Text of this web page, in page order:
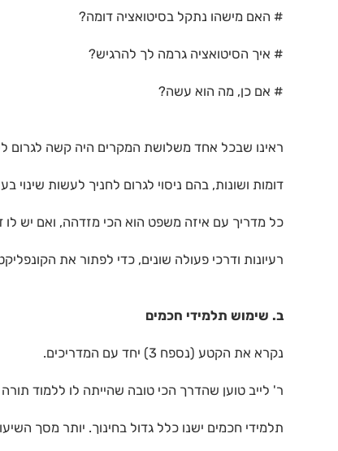
# האם מישהו נתקל בסיטואציה דומה?
# איך הסיטואציה גרמה לך להרגיש?
# אם כן, מה הוא עשה?
ראינו שבכל אחד משלושת המקרים היה קשה לגרום
דומות ושונות, בהם ניסוי לגרום לחניך לעשות שינוי בעצמו
כל מדריך עם איזה משפט הוא הכי מזדהה, ואם יש לו
רעיונות ודרכי פעולה שונים, כדי לפתור את
ב. שימוש תלמידי חכמים
נקרא את הקטע (נספח 3) יחד עם המדריכים.
ר' לייב טוען שהדרך הכי טובה שהייתה לו ללמוד
תלמידי חכמים ישנו כלל גדול בחינוך. יותר מסך